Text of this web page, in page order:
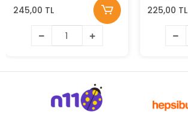
245,00 TL 225,00 TL